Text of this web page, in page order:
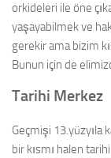
orkideleri ile öne
yaşayabilmek ve
gerekir ama bizim
Bunun için de
Tarihi Merkez
Geçmişi 13.yüzyıla
bir kısmı halen